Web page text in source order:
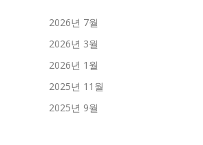
2026년 7월
2026년 3월
2026년 1월
2025년 11월
2025년 9월